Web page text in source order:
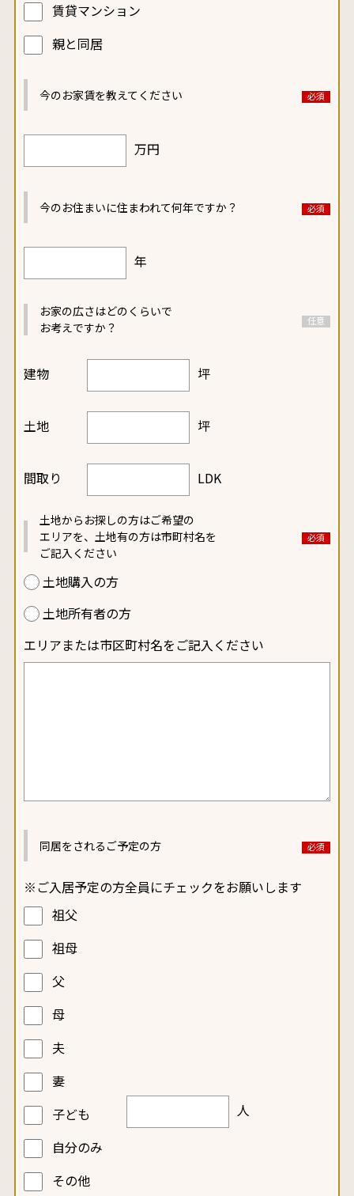
賃貸マンション
親と同居
今のお家賃を教えてください
万円
今のお住まいに住まわれて何年ですか？
年
お家の広さはどのくらいで
お考えですか？
建物 坪
土地 坪
間取り LDK
土地からお探しの方はご希望の
エリアを、 土地有の方は市町村名を
ご記入ください
土地購入の方
土地所有者の方
エリアまたは市区町村名をご記入ください
同居をされるご予定の方
※ご入居予定の方全員にチェックをお願いします
祖父
祖母
父
母
夫
妻
子ども
自分のみ
その他
人